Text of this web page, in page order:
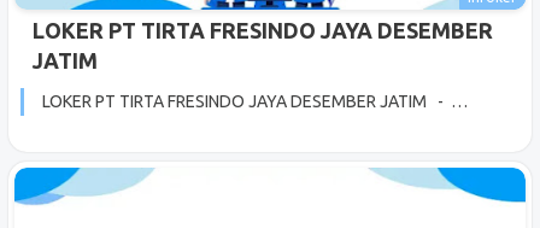
LOKER PT TIRTA FRESINDO JAYA DESEMBER
JATIM
LOKER PT TIRTA FRESINDO JAYA DESEMBER JATIM - …